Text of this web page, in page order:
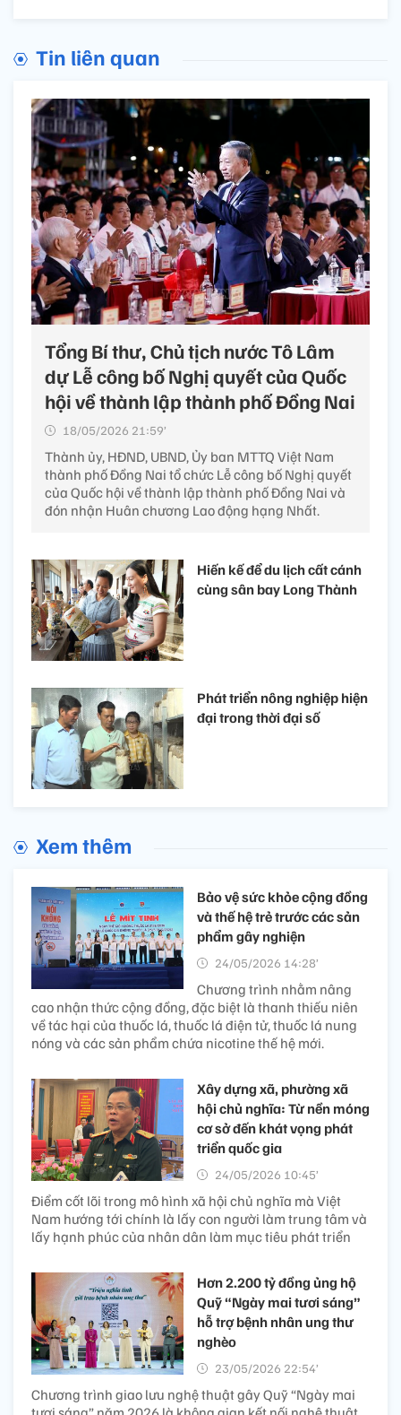
Tin liên quan
Tổng Bí thư, Chủ tịch nước Tô Lâm
dự Lễ công bố Nghị quyết của Quốc
hội về thành lập thành phố Đồng Nai
18/05/2026 21:59’
Thành ủy, HĐND, UBND, Ủy ban MTTQ Việt Nam
thành phố Đồng Nai tổ chức Lễ công bố Nghị quyết
của Quốc hội về thành lập thành phố Đồng Nai và
đón nhận Huân chương Lao động hạng Nhất.
Hiến kế để du lịch cất cánh
cùng sân bay Long Thành
Phát triển nông nghiệp hiện
đại trong thời đại số
Xem thêm
Bảo vệ sức khỏe cộng đồng
và thế hệ trẻ trước các sản
phẩm gây nghiện
24/05/2026 14:28’
Chương trình nhằm nâng
cao nhận thức cộng đồng, đặc biệt là thanh thiếu niên
về tác hại của thuốc lá, thuốc lá điện tử, thuốc lá nung
nóng và các sản phẩm chứa nicotine thế hệ mới.
Xây dựng xã, phường xã
hội chủ nghĩa: Từ nền móng
cơ sở đến khát vọng phát
triển quốc gia
24/05/2026 10:45’
Điểm cốt lõi trong mô hình xã hội chủ nghĩa mà Việt
Nam hướng tới chính là lấy con người làm trung tâm và
lấy hạnh phúc của nhân dân làm mục tiêu phát triển
Hơn 2.200 tỷ đồng ủng hộ
Quỹ “Ngày mai tươi sáng”
hỗ trợ bệnh nhân ung thư
nghèo
23/05/2026 22:54’
Chương trình giao lưu nghệ thuật gây Quỹ “Ngày mai